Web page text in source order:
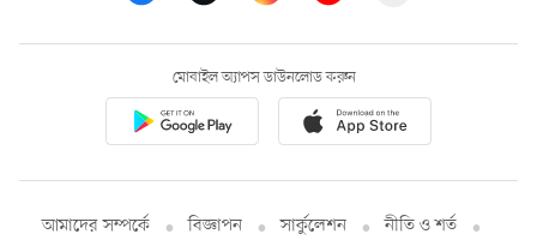
মোবাইল অ্যাপস ডাউনলোড করুন
আমাদের সম্পর্কে বিজ্ঞাপন সার্কুলেশন নীতি ও শর্ত